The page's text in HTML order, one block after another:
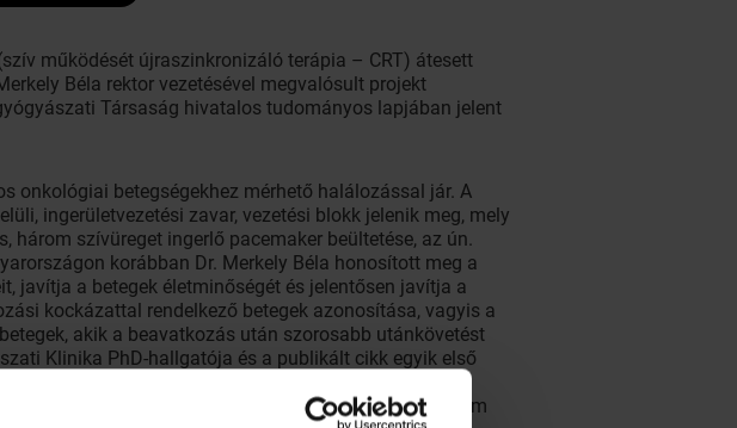
működését újraszinkronizáló terápia – CRT) átesett
Béla rektor vezetésével megvalósult projekt
Társaság hivatalos tudományos lapjában jelent
onkológiai betegségekhez mérhető halálozással jár. A
ingerületvezetési zavar, vezetési blokk jelenik meg, mely
szívüreget ingerlő pacemaker beültetése, az ún.
korábban Dr. Merkely Béla honosított meg a
javítja a betegek életminőségét és jelentősen javítja a
kockázattal rendelkező betegek azonosítása, vagyis a
akik a beavatkozás után szorosabb utánkövetést
Klinika PhD-hallgatója és a publikált cikk egyik első
mivel még komplexebb gyógyszeres és eszközös
hogy ez adott esetben a várható élettartam